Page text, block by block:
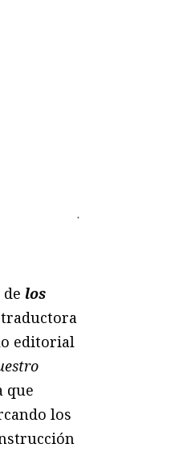
de los
editorial
que
los